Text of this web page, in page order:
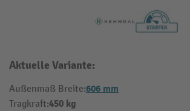
Aktuelle Variante:
Außenmaß Breite:606 mm
Tragkraft:450 kg